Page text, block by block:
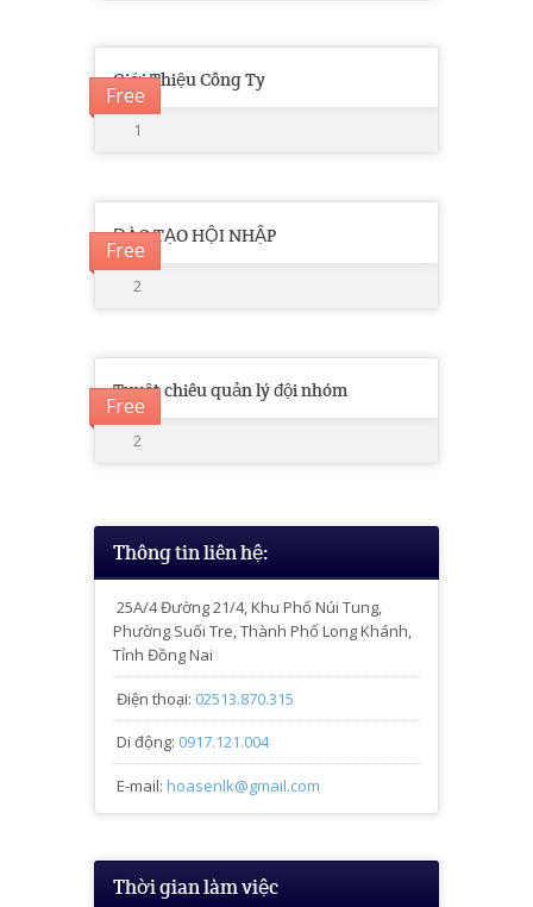
Free
Giới Thiệu Công Ty
1
Free
ĐÀO TẠO HỘI NHẬP
2
Free
Tuyệt chiêu quản lý đội nhóm
2
Thông tin liên hệ:
25A/4Đường 21/4, Khu Phố Núi Tung,
Phường Suối Tre, Thành Phố Long Khánh,
Tỉnh Đồng Nai
Điện thoại: 02513.870.315
Di động: 0917.121.004
E-mail: hoasenlk@gmail.com
Thời gian làm việc